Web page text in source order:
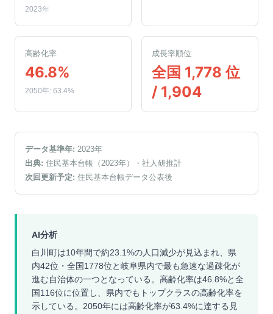
2023年
高齢化率
46.8%
2050年: 63.4%
成長率順位
全国 1,778 位
/ 1,904
データ基準年: 2023年
出典: 住民基本台帳（2023年）
・社人研推計
次回更新予定: 住民基本台帳データ公表後
AI分析
白川町は10年間で約23.1%の人口減少が見込まれ、県
内42位・全国1778位と岐阜県内で最も急速な過疎化が
進む自治体の一つとなっている。高齢化率は46.8%と全
国116位に位置し、県内でもトップクラスの高齢化率を
示している。2050年には高齢化率が63.4%に達する見